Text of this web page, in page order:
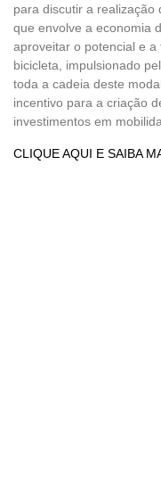
para discutir a
que envolve a economia
aproveitar o potencial e
bicicleta, impulsionado
toda a cadeia deste
incentivo para a criação
investimentos em
CLIQUE AQUI E SAIBA